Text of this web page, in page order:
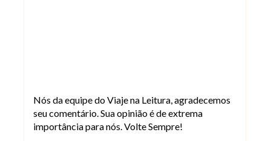
Nós da equipe do Viaje na Leitura, agradecemos
seu comentário. Sua opinião é de extrema
importância para nós. Volte Sempre!